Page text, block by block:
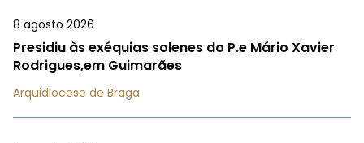
8 agosto 2026
Presidiu às exéquias solenes do P.e Mário Xavier
Rodrigues,em Guimarães
Arquidiocese de Braga